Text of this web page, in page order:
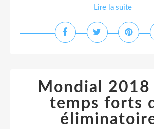
Lire la suite
Mondial 2018
temps forts